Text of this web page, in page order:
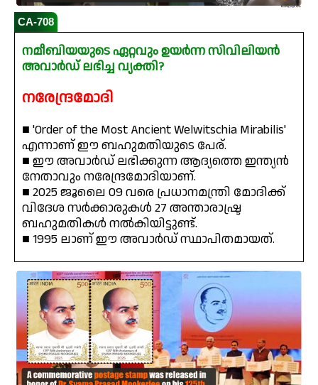
CA-708
നമീബിയയുടെ ഏറ്റവും ഉയർന്ന സിവിലിയൻ
അവാർഡ് ലഭിച്ച വ്യക്തി?
നരേന്ദ്രമോദി
■ 'Order of the Most Ancient Welwitschia Mirabilis'
എന്നാണ് ഈ ബഹുമതിയുടെ പേര്.
■ ഈ അവാർഡ് ലഭിക്കുന്ന ആദ്യത്തെ ഇന്ത്യൻ
നേതാവും നരേന്ദ്രമോദിയാണ്‌.
■ 2025 ജൂലൈ 09 വരെ പ്രധാനമന്ത്രി മോദിക്ക്
വിദേശ സർക്കാരുകൾ 27 അന്താരാഷ്ട്ര
ബഹുമതികൾ നൽകിയിട്ടുണ്ട്.
■ 1995 ലാണ് ഈ അവാർഡ് സ്ഥാപിതമായത്.